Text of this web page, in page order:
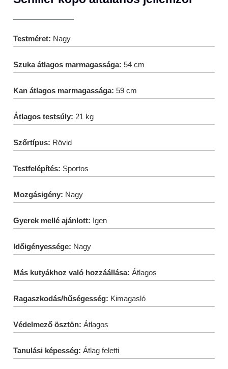
Testméret: Nagy
Szuka átlagos marmagassága: 54 cm
Kan átlagos marmagassága: 59 cm
Átlagos testsúly: 21 kg
Szőrtípus: Rövid
Testfelépítés: Sportos
Mozgásigény: Nagy
Gyerek mellé ajánlott: Igen
Időigényessége: Nagy
Más kutyákhoz való hozzáállása: Átlagos
Ragaszkodás/hűségesség: Kimagasló
Védelmező ösztön: Átlagos
Tanulási képesség: Átlag feletti